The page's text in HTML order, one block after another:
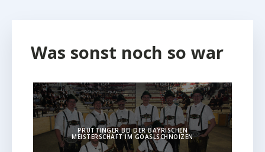
Was sonst noch so war
PRUTTINGER BEI DER BAYRISCHEN
MEISTERSCHAFT IM GOASLSCHNOIZEN